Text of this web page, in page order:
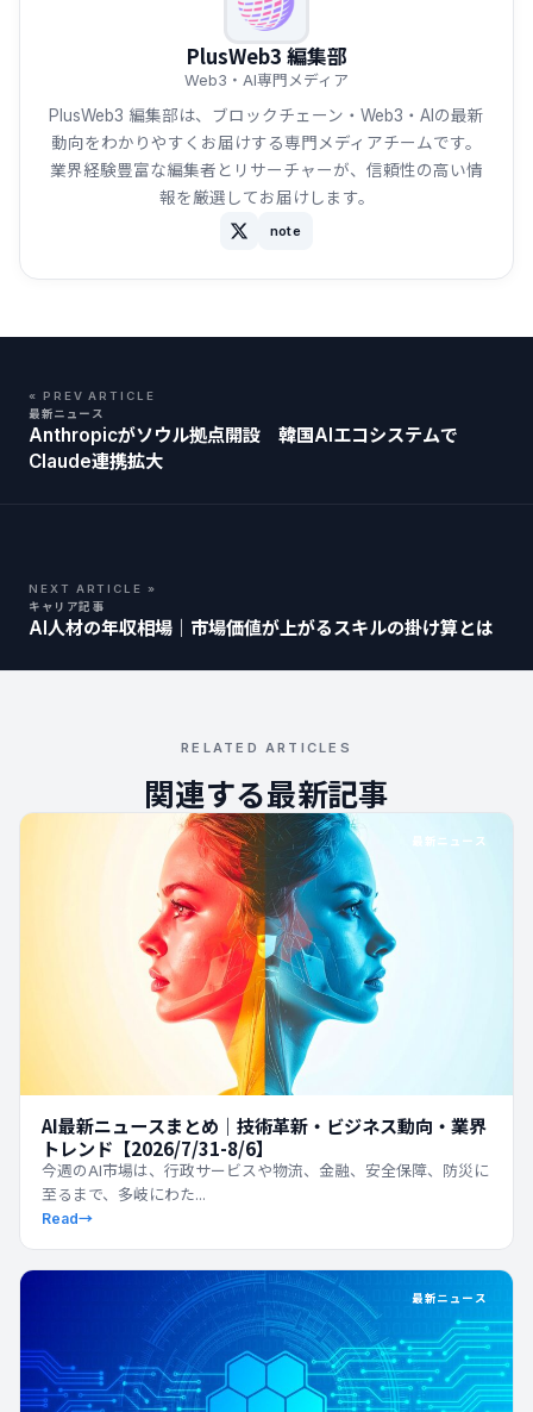
PlusWeb3 編集部
Web3・AI専門メディア
PlusWeb3 編集部は、ブロックチェーン・Web3・AIの最新
動向をわかりやすくお届けする専門メディアチームです。
業界経験豊富な編集者とリサーチャーが、信頼性の高い情
報を厳選してお届けします。
note
« PREV ARTICLE
最新ニュース
Anthropicがソウル拠点開設 韓国AIエコシステムで
Claude連携拡大
NEXT ARTICLE »
キャリア記事
AI人材の年収相場｜市場価値が上がるスキルの掛け算とは
RELATED ARTICLES
関連する最新記事
最新ニュース
AI最新ニュースまとめ｜技術革新・ビジネス動向・業界
トレンド【2026/7/31-8/6】
今週のAI市場は、行政サービスや物流、金融、安全保障、防災に
至るまで、多岐にわた...
Read→
最新ニュース